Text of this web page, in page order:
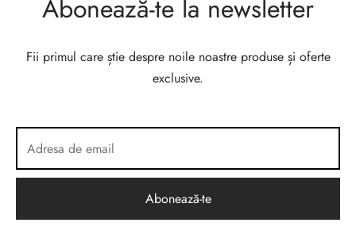
Abonează-te la newsletter
Fii primul care știe despre noile noastre produse și oferte
exclusive.